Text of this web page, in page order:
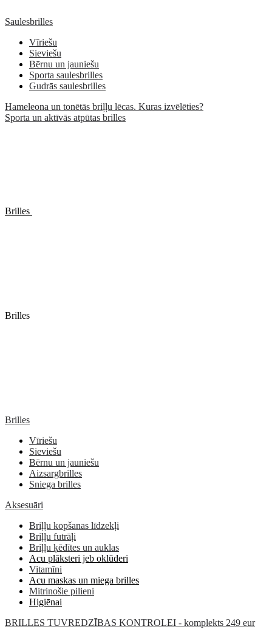
Saulesbrilles
Vīriešu
Sieviešu
Bērnu un jauniešu
Sporta saulesbrilles
Gudrās saulesbrilles
Hameleona un tonētās briļļu lēcas. Kuras izvēlēties?
Sporta un aktīvās atpūtas brilles
Brilles
Brilles
Brilles
Vīriešu
Sieviešu
Bērnu un jauniešu
Aizsargbrilles
Sniega brilles
Aksesuāri
Briļļu kopšanas līdzekļi
Briļļu futrāļi
Briļļu ķēdītes un auklas
Acu plāksteri jeb oklūderi
Vitamīni
Acu maskas un miega brilles
Mitrinošie pilieni
Higiēnai
BRILLES TUVREDZĪBAS KONTROLEI - komplekts 249 eur